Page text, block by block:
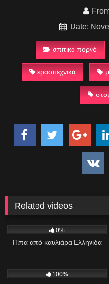
Date:
σπιτικό πορνό
ερασιτεχνικά
Related videos
0%
Πίπα από καυλιάρα Ελληνίδα
100%